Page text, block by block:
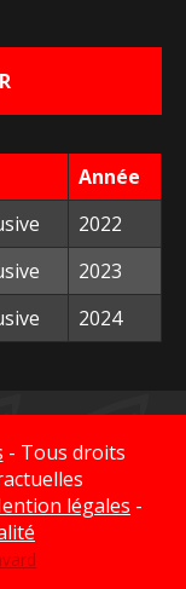
Année
2022
2023
2024
- Tous droits
légales -